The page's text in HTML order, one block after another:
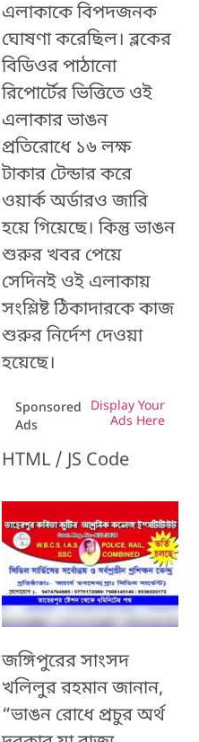
এলাকাকে বিপদজনক
ঘোষণা করেছিল।ব্লকের
বিডিওর পাঠানো
রিপোর্টের ভিত্তিতে ওই
এলাকার ভাঙন
প্রতিরোধে ১৬ লক্ষ
টাকার টেন্ডার করে
ওয়ার্ক অর্ডারও জারি
হয়ে গিয়েছে। কিন্তু ভাঙন
শুরুর খবর পেয়ে
সেদিনই ওই এলাকায়
সংশ্লিষ্ট ঠিকাদারকে কাজ
শুরুর নির্দেশ দেওয়া
হয়েছে।
Sponsored
Ads
Display Your
Ads Here
HTML / JS Code
জঙ্গিপুরের সাংসদ
খলিলুর রহমান জানান,
“ভাঙন রোধে প্রচুর অর্থ